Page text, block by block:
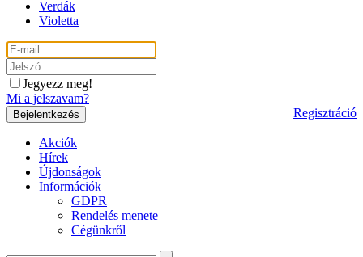
Verdák
Violetta
Jegyezz meg!
Mi a jelszavam?
Regisztráció
Akciók
Hírek
Újdonságok
Információk
GDPR
Rendelés menete
Cégünkről